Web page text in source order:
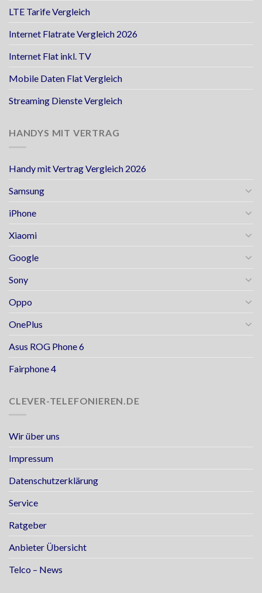
LTE Tarife Vergleich
Internet Flatrate Vergleich 2026
Internet Flat inkl. TV
Mobile Daten Flat Vergleich
Streaming Dienste Vergleich
HANDYS MIT VERTRAG
Handy mit Vertrag Vergleich 2026
Samsung
iPhone
Xiaomi
Google
Sony
Oppo
OnePlus
Asus ROG Phone 6
Fairphone 4
CLEVER-TELEFONIEREN.DE
Wir über uns
Impressum
Datenschutzerklärung
Service
Ratgeber
Anbieter Übersicht
Telco – News